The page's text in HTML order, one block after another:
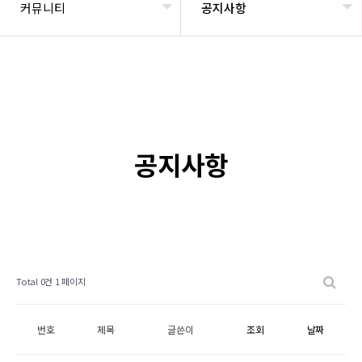
커뮤니티 공지사항
공지사항
Total 0건 1 페이지
번호 제목 글쓴이 조회 날짜